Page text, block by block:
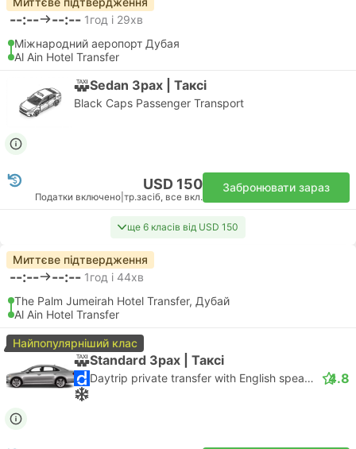
--:-- --:-- 1год і 29хв
Міжнародний аеропорт Дубая
Al Ain Hotel Transfer
Sedan 3pax | Таксі
Black Caps Passenger Transport
USD 150
Податки включено тр.засіб, все вкл.
Забронювати зараз
ще 6 класів від USD 150
Миттєве підтвердження
--:-- --:-- 1год і 44хв
The Palm Jumeirah Hotel Transfer, Дубай
Al Ain Hotel Transfer
Найпопулярніший клас
Standard 3pax | Таксі
Daytrip private transfer with English speaking driver 4.8